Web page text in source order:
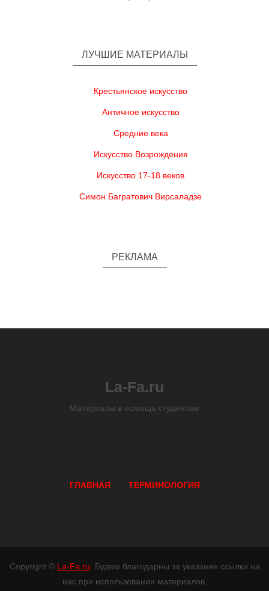
ЛУЧШИЕ МАТЕРИАЛЫ
Крестьянское искусство
Античное искусство
Средние века
Искусство Возрождения
Искусство 17-18 веков
Симон Багратович Вирсаладзе
РЕКЛАМА
La-Fa.ru
Материалы в помощь студентам
ГЛАВНАЯ ТЕРМИНОЛОГИЯ
Copyright © La-Fa.ru . Будем благодарны за указание ссылки на
нас при использовании материалов.